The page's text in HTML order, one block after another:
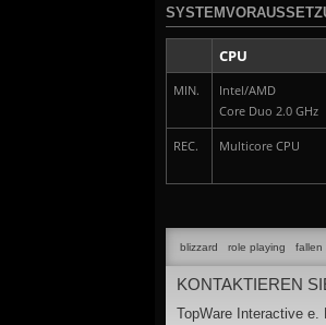
CPU
MIN.
Intel/AMD
Core Duo 2.0 GHz
REC. Multicore CPU
blizzard role playing fallen
KONTAKTIEREN
TopWare Interactive e.